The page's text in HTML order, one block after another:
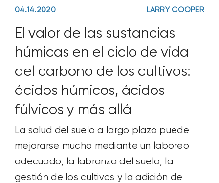
04.14.2020 LARRY COOPER
El valor de las sustancias
húmicas en el ciclo de vida
del carbono de los cultivos:
ácidos húmicos, ácidos
fúlvicos y más allá
La salud del suelo a largo plazo puede
mejorarse mucho mediante un laboreo
adecuado, la labranza del suelo, la
gestión de los cultivos y la adición de